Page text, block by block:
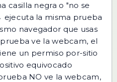
casilla negra o "no se
la misma prueba
navegador que usas
ve la webcam, el
un permiso por-sitio
equivocado
NO ve la webcam,